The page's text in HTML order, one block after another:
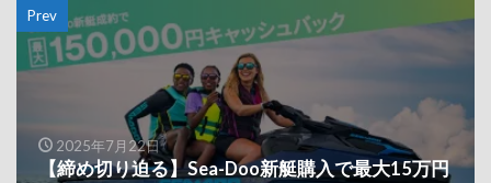
Prev
2025年7月22日
【締め切り迫る】Sea-Doo新艇購入で最大15万円